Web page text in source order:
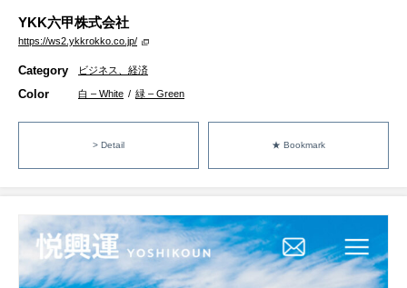
YKK六甲株式会社
https://ws2.ykkrokko.co.jp/
Category ビジネス、経済
Color 白 – White / 緑 – Green
> Detail ★ Bookmark